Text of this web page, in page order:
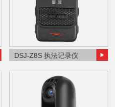
DSJ-Z8S 执法记录仪